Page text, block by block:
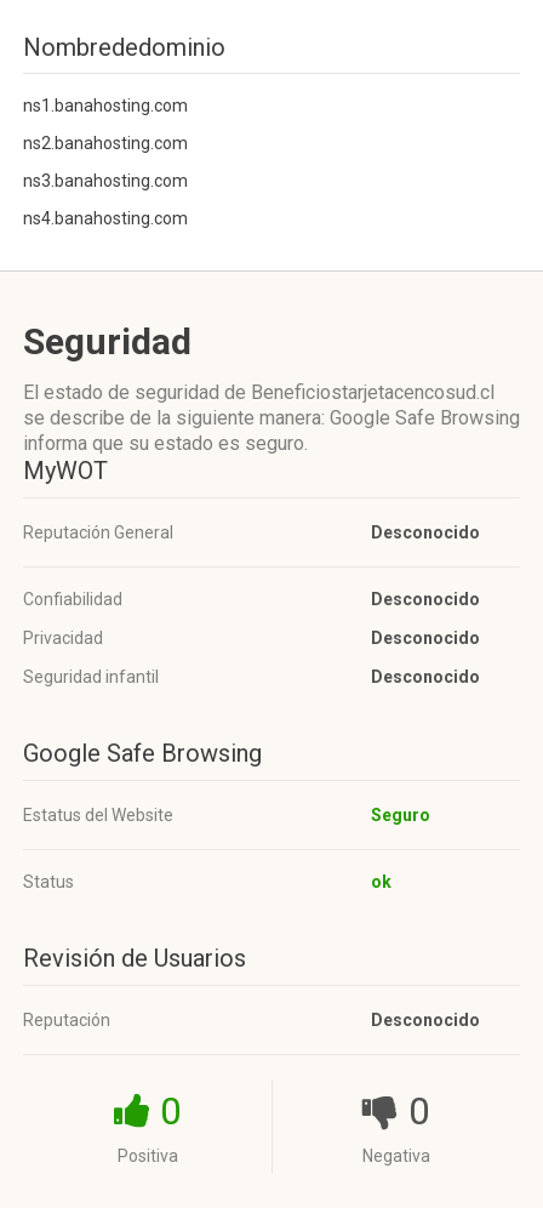
Nombrededominio
ns1.banahosting.com
ns2.banahosting.com
ns3.banahosting.com
ns4.banahosting.com
Seguridad
El estado de seguridad de Beneficiostarjetacencosud.cl
se describe de la siguiente manera: Google Safe Browsing
informa que su estado es seguro.
MyWOT
Reputación General Desconocido
Confiabilidad
Desconocido
Privacidad
Desconocido
Seguridad infantil
Desconocido
Google Safe Browsing
Estatus del Website Seguro
Status ok
Revisión de Usuarios
Reputación Desconocido
0
Positiva
0
Negativa